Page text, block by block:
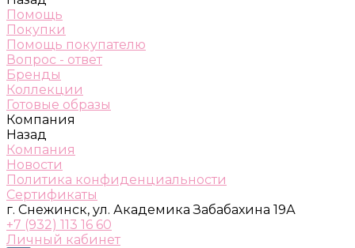
Помощь
Покупки
Помощь покупателю
Вопрос - ответ
Бренды
Коллекции
Готовые образы
Компания
Назад
Компания
Новости
Политика конфиденциальности
Сертификаты
г. Снежинск, ул. Академика Забабахина 19А
+7 (932) 113 16 60
Личный кабинет